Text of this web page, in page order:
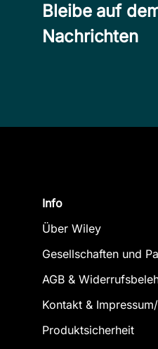
Bleibe auf
Nachrichten
Info
Über Wiley
Gesellschaften und
AGB &
Kontakt &
Produktsicherheit